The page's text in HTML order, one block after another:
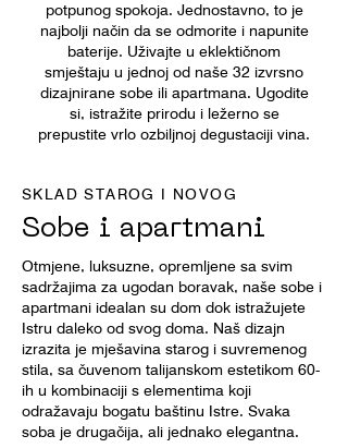
potpunog spokoja. Jednostavno, to je
najbolji način da se odmorite i napunite
baterije. Uživajte u eklektičnom
smještaju u jednoj od naše 32 izvrsno
dizajnirane sobe ili apartmana. Ugodite
si, istražite prirodu i ležerno se
prepustite vrlo ozbiljnoj degustaciji vina.
SKLAD STAROG I NOVOG
Sobe i apartmani
Otmjene, luksuzne, opremljene sa svim
sadržajima za ugodan boravak, naše sobe i
apartmani idealan su dom dok istražujete
Istru daleko od svog doma. Naš dizajn
izrazita je mješavina starog i suvremenog
stila, sa čuvenom talijanskom estetikom 60-
ih u kombinaciji s elementima koji
odražavaju bogatu baštinu Istre. Svaka
soba je drugačija, ali jednako elegantna.